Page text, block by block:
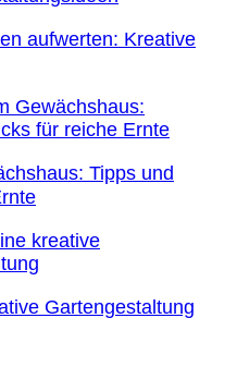
aufwerten: Kreative
Tipps und
Gartengestaltung